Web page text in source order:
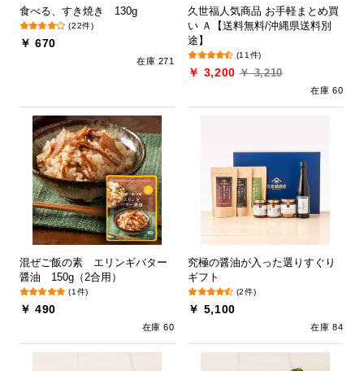
食べる、すき焼き 130g
(22件)
￥ 670
在庫 271
久世福人気商品 お手軽まとめ買
い Ａ【送料無料/沖縄県送料別
途】
(11件)
￥ 3,200 ￥ 3,210
在庫 60
混ぜご飯の素 エリンギバター
醤油 150g（2合用）
(1件)
￥ 490
在庫 60
究極の醤油が入った選りすぐり
ギフト
(2件)
￥ 5,100
在庫 84